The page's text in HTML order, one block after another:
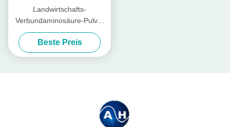
Landwirtschafts-
Verbundaminosäure-Pulver
organisches wasserlösliches
20kg/Tasche
Beste Preis